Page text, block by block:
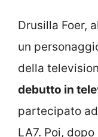
Drusilla Foer,
un
della
debutto in
partecipato
LA7. Poi,